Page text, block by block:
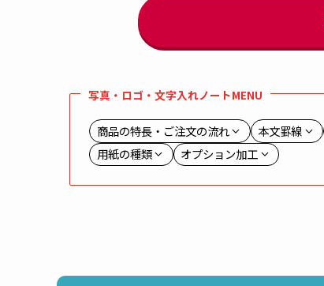
写真・ロゴ・文字入れノートMENU
商品の特長・ご注文の流れ 本文罫線
用紙の種類
オプション加工